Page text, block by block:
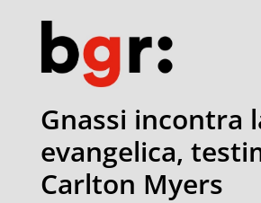
Gnassi incontra
evangelica,
Carlton Myers